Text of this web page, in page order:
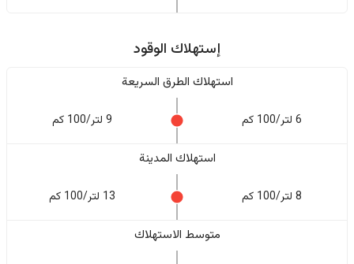
إستهلاك الوقود
استهلاك الطرق السريعة
6 لتر/100 كم 9 لتر/100 كم
استهلاك المدينة
8 لتر/100 كم 13 لتر/100 كم
متوسط الاستهلاك